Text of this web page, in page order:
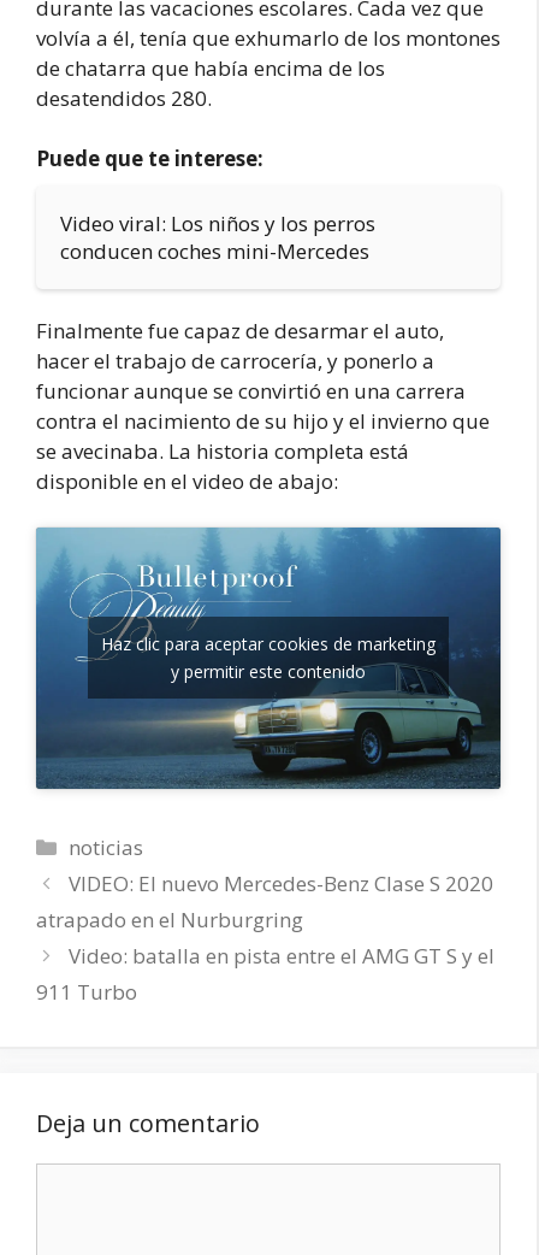
durante las vacaciones escolares. Cada vez que
volvía a él, tenía que exhumarlo de los montones
de chatarra que había encima de los
desatendidos 280.
Puede que te interese:
Video viral: Los niños y los perros
conducen coches mini-Mercedes
Finalmente fue capaz de desarmar el auto,
hacer el trabajo de carrocería, y ponerlo a
funcionar aunque se convirtió en una carrera
contra el nacimiento de su hijo y el invierno que
se avecinaba. La historia completa está
disponible en el video de abajo:
Haz clic para aceptar cookies de marketing
y permitir este contenido
Categorías
noticias
VIDEO: El nuevo Mercedes-Benz Clase S 2020
atrapado en el Nurburgring
Video: batalla en pista entre el AMG GT S y el
911 Turbo
Deja un comentario